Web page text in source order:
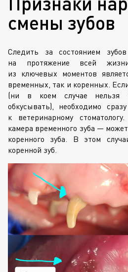
смены зубов
Следить за состоянием
на протяжение всей
из ключевых моментов
временных, так и коренных.
(ни в коем случае нельзя
обкусывать), необходимо
к ветеринарному
камера временного зуба —
коренного зуба. В этом
коренной зуб.